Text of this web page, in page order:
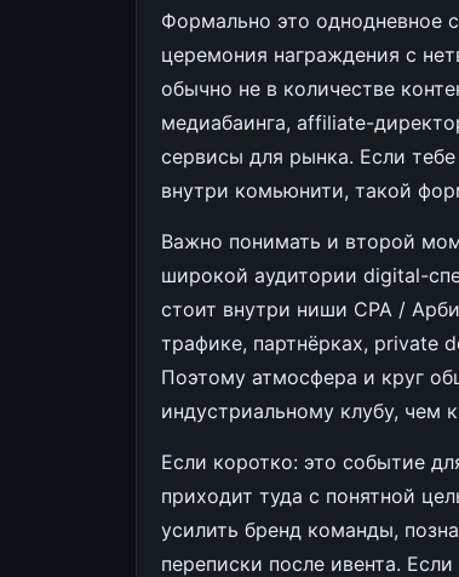
Формально это однодневное
церемония награждения с
обычно не в количестве
медиабаинга, affiliate-
сервисы для рынка. Если
внутри комьюнити, такой
Важно понимать и второй
широкой аудитории digital-
стоит внутри ниши CPA /
трафике, партнёрках, private
Поэтому атмосфера и круг
индустриальному клубу, чем
Если коротко: это событие
приходит туда с понятной
усилить бренд команды,
переписки после ивента.